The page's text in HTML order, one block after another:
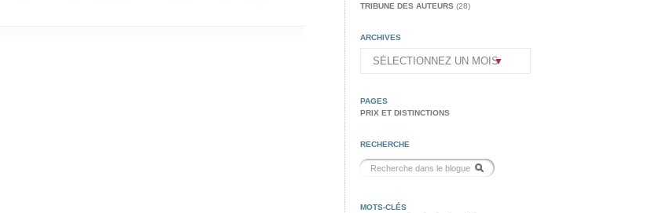
TRIBUNE DES AUTEURS (28)
ARCHIVES
PAGES
PRIX ET DISTINCTIONS
RECHERCHE
MOTS-CLÉS